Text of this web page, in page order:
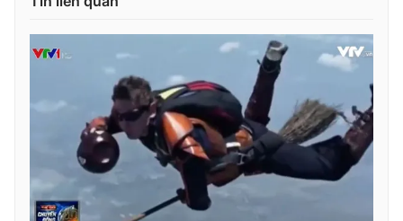
Giải sao mai
Sao
Làm đẹp
Chất lượng cuộc sống
Giáo dục
Học trực tuyến
Hitech Công nghệ tương lai
Sản phẩm
Thị trường
Giao lưu trực tuyến
Lịch phát sóng